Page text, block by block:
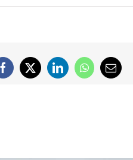
Facebook
X LinkedInWhatsApp
Email